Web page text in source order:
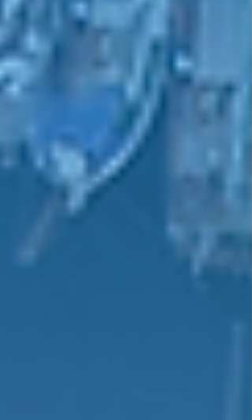
öğretmenleri tarafından güler yüzlü bir
şekilde...